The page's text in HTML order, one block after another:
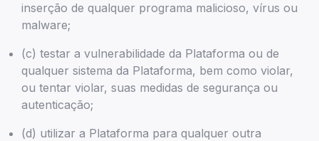
inserção de qualquer programa malicioso, vírus ou
malware;
(c) testar a vulnerabilidade da Plataforma ou de
qualquer sistema da Plataforma, bem como violar,
ou tentar violar, suas medidas de segurança ou
autenticação;
(d) utilizar a Plataforma para qualquer outra